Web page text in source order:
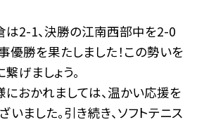
は2-1、決勝の江南西部中を2-0
優勝を果たしました！ この勢いを
げましょう。
おかれましては、温かい応援を
いました。引き続き、ソフトテニス